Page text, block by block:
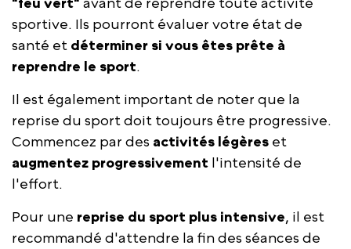
sportive. Ils pourront évaluer votre état de
santé et déterminer si vous êtes prête à
reprendre le sport.
Il est également important de noter que la
reprise du sport doit toujours être progressive.
Commencez par des activités légères et
augmentez progressivement l'intensité de
l'effort.
Pour une reprise du sport plus intensive, il est
recommandé d'attendre la fin des séances de